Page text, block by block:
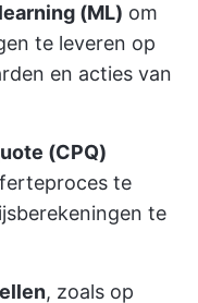
(ML) om
te leveren op
en acties van
(CPQ)
te
te
, zoals op